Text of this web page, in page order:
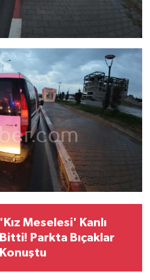
'Kız Meselesi' Kanlı
Bitti! Parkta Bıçaklar
Konuştu